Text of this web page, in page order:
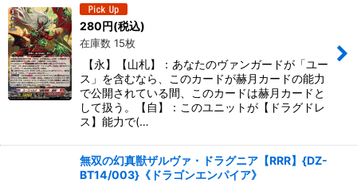
280円(税込)
在庫数 15枚
【永】【山札】：あなたのヴァンガードが「ユー
ス」を含むなら、このカードが赫月カードの能力
で公開されている間、このカードは赫月カードと
して扱う。【自】：このユニットが【ドラグドレ
ス】能力で(…
無双の幻真獣ザルヴァ・ドラグニア【RRR】{DZ-
BT14/003}《ドラゴンエンパイア》